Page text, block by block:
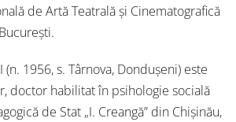
de Artă Teatrală și Cinematografică
(n. 1956, s. Târnova, Dondușeni) este
doctor habilitat în psihologie socială
de Stat „I. Creangă” din Chișinău,